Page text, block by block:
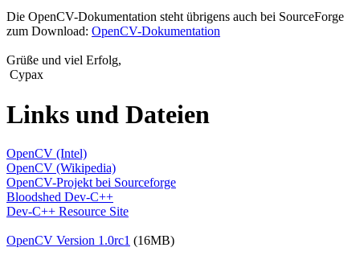
Die OpenCV-Dokumentation steht übrigens auch bei SourceForge
zum Download: OpenCV-Dokumentation
Grüße und viel Erfolg,
Cypax
Links und Dateien
OpenCV (Intel)
OpenCV (Wikipedia)
OpenCV-Projekt bei Sourceforge
Bloodshed Dev-C++
Dev-C++ Resource Site
OpenCV Version 1.0rc1 (16MB)